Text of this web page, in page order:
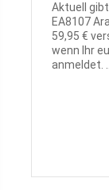
Aktuell
EA8107
59,95 €
wenn Ihr
anmeldet.